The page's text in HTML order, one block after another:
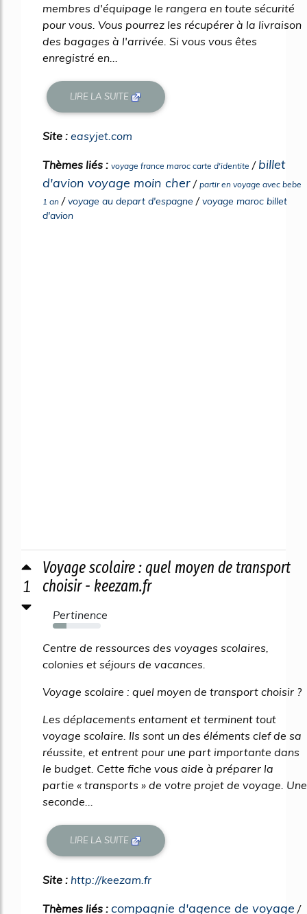
membres d'équipage le rangera en toute sécurité
pour vous. Vous pourrez les récupérer à la livraison
des bagages à l'arrivée. Si vous vous êtes
enregistré en...
LIRE LA SUITE
Site : easyjet.com
Thèmes liés : voyage france maroc carte d'identite / billet
d'avion voyage moin cher / partir en voyage avec bebe
1 an /voyage au depart d'espagne /voyage maroc billet
d'avion
1
Voyage scolaire : quel moyen de transport
choisir - keezam.fr
Pertinence
29%
Centre de ressources des voyages scolaires,
colonies et séjours de vacances.
Voyage scolaire : quel moyen de transport choisir ?
Les déplacements entament et terminent tout
voyage scolaire. Ils sont un des éléments clef de sa
réussite, et entrent pour une part importante dans
le budget. Cette fiche vous aide à préparer la
partie « transports » de votre projet de voyage. Une
seconde...
LIRE LA SUITE
Site : http://keezam.fr
Thèmes liés : compagnie d'agence de voyage /